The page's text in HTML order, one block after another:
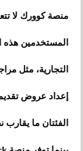
منصة كوورك لا
المستخدمين هذه
التجارية، مثل
إعداد عروض
الفئتان ما